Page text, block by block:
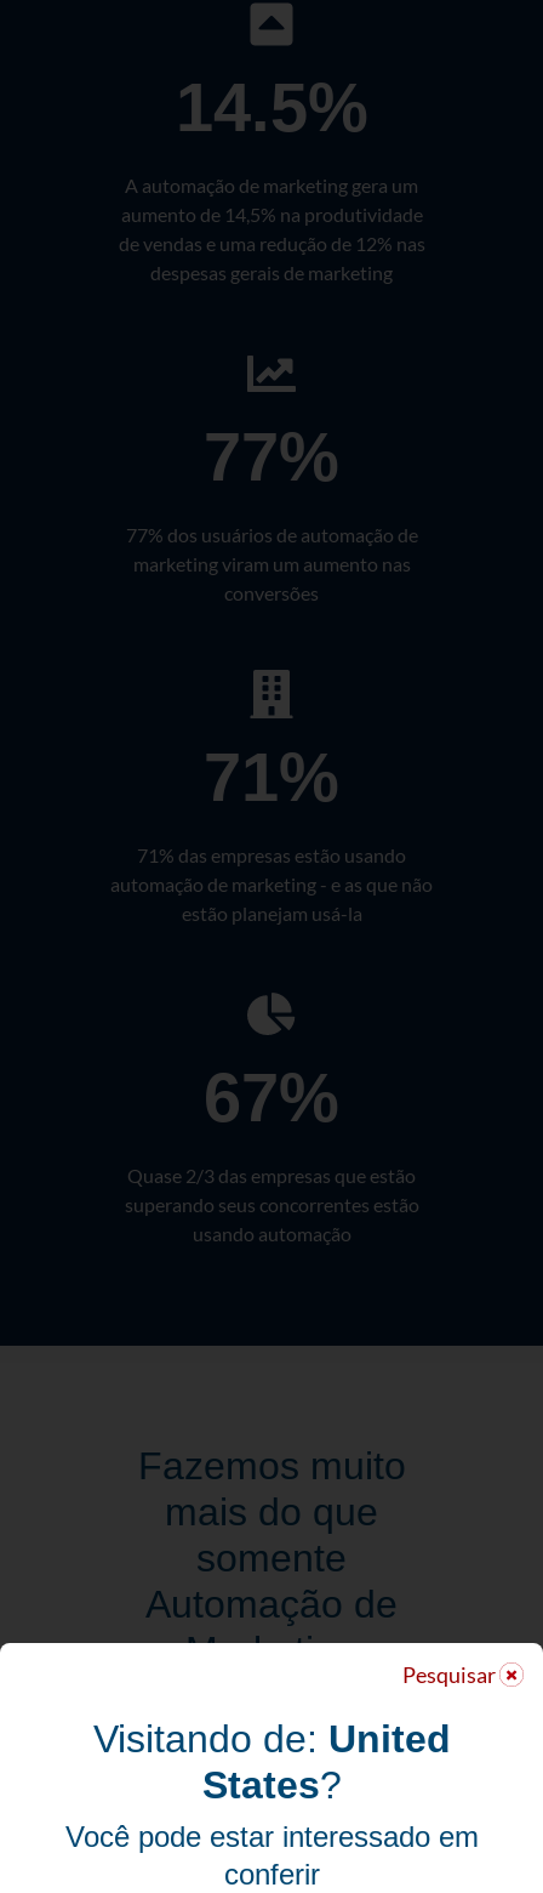
14.5%
A automação de marketing gera um
aumento de 14,5% na produtividade
de vendas e uma redução de 12% nas
despesas gerais de marketing
77%
77% dos usuários de automação de
marketing viram um aumento nas
conversões
71%
71% das empresas estão usando
automação de marketing - e as que não
estão planejam usá-la
67%
Quase 2/3 das empresas que estão
superando seus concorrentes estão
usando automação
Fazemos muito
mais do que
somente
Automação de
Marketing
de marketing é apenas um
marketing digital. Você não
conseguiria armar uma barraca
com uma única vareta; o mesmo
Pesquisar
Visitando de: United
States?
Você pode estar interessado em
conferir